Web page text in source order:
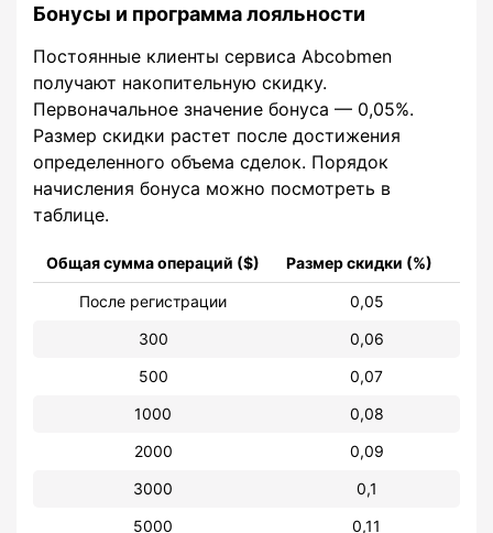
Бонусы и программа лояльности
Постоянные клиенты сервиса Abcobmen
получают накопительную скидку.
Первоначальное значение бонуса — 0,05%.
Размер скидки растет после достижения
определенного объема сделок. Порядок
начисления бонуса можно посмотреть в
таблице.
Общая сумма операций ($) Размер скидки (%)
После регистрации
0,05
300
0,06
500
0,07
1000
0,08
2000
0,09
3000
0,1
5000
0,11